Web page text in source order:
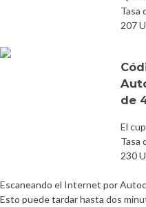
Tasa
207
de
El
Tasa
230
Escaneando el Internet por
Esto puede tardar hasta dos